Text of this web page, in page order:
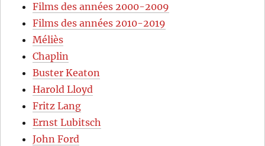
Films des années 2000-2009
Films des années 2010-2019
Méliès
Chaplin
Buster Keaton
Harold Lloyd
Fritz Lang
Ernst Lubitsch
John Ford